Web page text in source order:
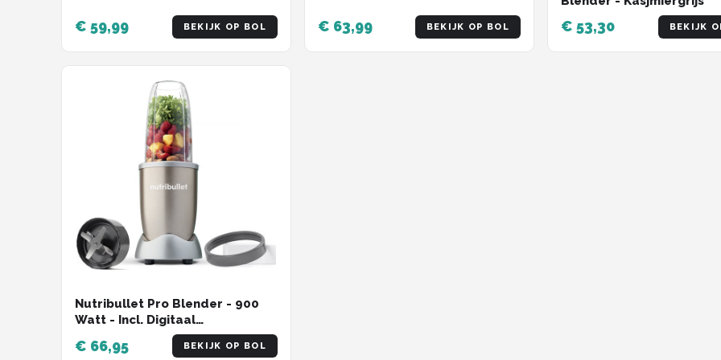
€ 59,99 BEKIJK OP BOL € 63,99 BEKIJK OP BOL € 53,30 BEKIJK
Nutribullet Pro Blender - 900
Watt - Incl. Digitaal
Receptenboek - Champagne
€ 66,95 BEKIJK OP BOL